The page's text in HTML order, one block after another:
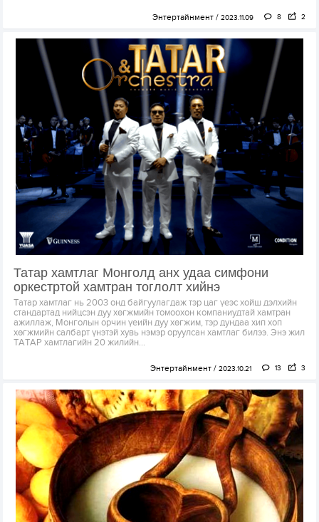
Энтертайнмент 2023.11.09 8 2
Татар хамтлаг Монголд анх удаа симфони
оркестртой хамтран тоглолт хийнэ
Татар хамтлаг нь 2003 онд байгуулагдаж тэр цаг үеэс хойш дэлхийн
стандартад нийцсэн дуу хөгжмийн томоохон компаниудтай хамтран
ажиллаж, Монголын орчин үеийн дуу хөгжим, тэр дундаа хип хоп
хөгжмийн салбарт үнэтэй хувь нэмэр оруулсан хамтлаг билээ. Энэ жил
ТАТАР хамтлагийн 20 жилийн...
Энтертайнмент 2023.10.21 13 3